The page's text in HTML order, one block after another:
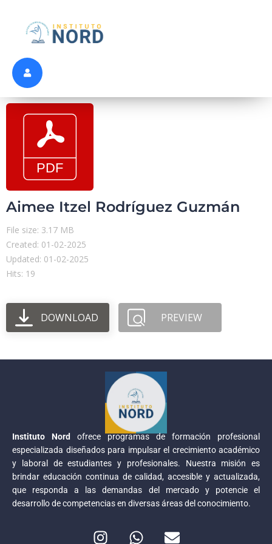
Aimee Itzel Rodríguez Guzmán
File size: 3.17 MB
Created: 01-02-2025
Updated: 01-02-2025
Hits: 19
DOWNLOAD PREVIEW
Instituto Nord
ofrece programas de formación profesional
especializada diseñados para impulsar el crecimiento académico
y laboral de estudiantes y profesionales. Nuestra misión es
brindar educación continua de calidad, accesible y actualizada,
que responda a las demandas del mercado y potencie el
desarrollo de competencias en diversas áreas del conocimiento.